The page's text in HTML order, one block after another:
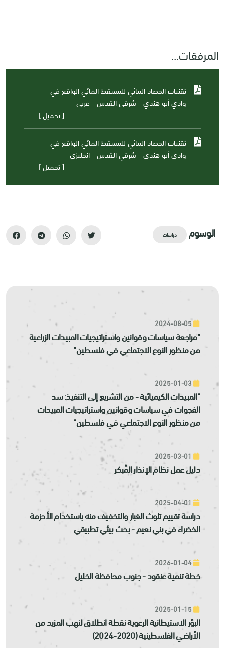
المرفقات...
تقنيات الحصاد المائي للمسقط المائي الواقع في
وادي أبو هندي - شرقي القدس - عربي
[ تحميل ]
تقنيات الحصاد المائي للمسقط المائي الواقع في
وادي أبو هندي - شرقي القدس - انجليزي
[ تحميل ]
الوسوم دراسات
"مراجعة سياسات وقوانين واستراتيجيات المبيدات الزراعية
من منظور النوع الاجتماعي في فلسطين"
"المبيدات الكيميائية - من التشريع إلى التنفيذ: سد
الفجوات في سياسات وقوانين واستراتيجيات المبيدات
من منظور النوع الاجتماعي في فلسطين"
دليل عمل نظام الإنذار المُبكر
دراسة تقييم تلوث الغبار والتخفيف منه باستخدام الأحزمة
الخضراء في بني نعيم - بحث بيئي تطبيقي
خطة تنمية عنقود - جنوب محافظة الخليل
البؤر الاستيطانية الرعوية نقطة انطلاق لنهب المزيد من
الأراضي الفلسطينية (2020-2024)